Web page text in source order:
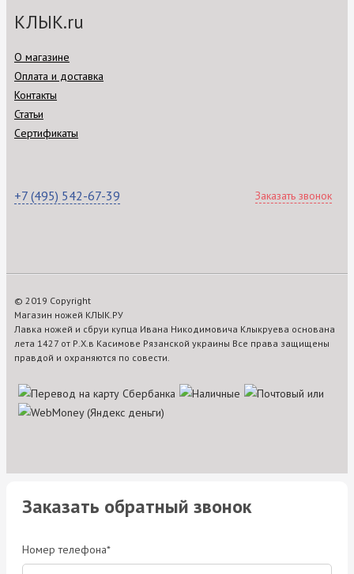
КЛЫК.ru
О магазине
Оплата и доставка
Контакты
Статьи
Сертификаты
+7 (495) 542-67-39 Заказать звонок
© 2019 Copyright
Магазин ножей КЛЫК.РУ
Лавка ножей и сбруи купца Ивана Никодимовича Клыкруева основана
лета 1427 от Р.Х.в Касимове Рязанской украины Все права защищены
правдой и охраняются по совести.
Заказать обратный звонок
Номер телефона*